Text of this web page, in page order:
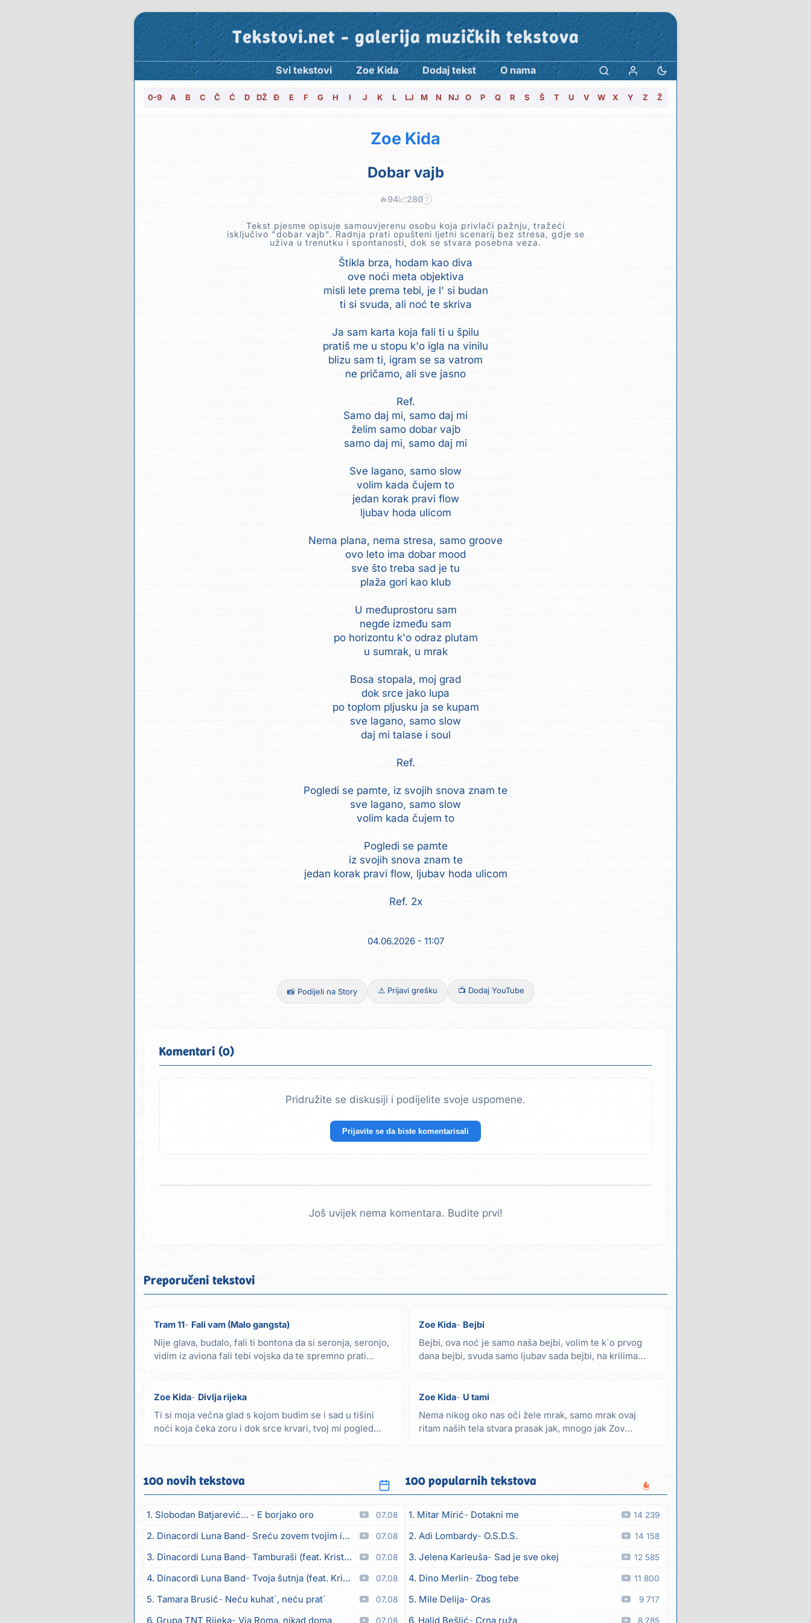
Tekstovi.net - galerija muzičkih tekstova
Svi tekstovi Zoe Kida Dodaj tekst O nama
0-9 A B C Č Ć D DŽ Đ E F G H I J K L LJ M N NJ O P Q R S Š T U V W X Y Z Ž
Zoe Kida
Dobar vajb
🔥94📈280 ?
Tekst pjesme opisuje samouvjerenu osobu koja privlači pažnju, tražeći
isključivo "dobar vajb". Radnja prati opušteni ljetni scenarij bez stresa, gdje se
uživa u trenutku i spontanosti, dok se stvara posebna veza.
Štikla brza, hodam kao diva
ove noći meta objektiva
misli lete prema tebi, je l' si budan
ti si svuda, ali noć te skriva
Ja sam karta koja fali ti u špilu
pratiš me u stopu k'o igla na vinilu
blizu sam ti, igram se sa vatrom
ne pričamo, ali sve jasno
Ref.
Samo daj mi, samo daj mi
želim samo dobar vajb
samo daj mi, samo daj mi
Sve lagano, samo slow
volim kada čujem to
jedan korak pravi flow
ljubav hoda ulicom
Nema plana, nema stresa, samo groove
ovo leto ima dobar mood
sve što treba sad je tu
plaža gori kao klub
U međuprostoru sam
negde između sam
po horizontu k'o odraz plutam
u sumrak, u mrak
Bosa stopala, moj grad
dok srce jako lupa
po toplom pljusku ja se kupam
sve lagano, samo slow
daj mi talase i soul
Ref.
Pogledi se pamte, iz svojih snova znam te
sve lagano, samo slow
volim kada čujem to
Pogledi se pamte
iz svojih snova znam te
jedan korak pravi flow, ljubav hoda ulicom
Ref. 2x
04.06.2026 - 11:07
📸 Podijeli na Story ⚠️ Prijavi grešku 📺 Dodaj YouTube
Komentari (0)
Pridružite se diskusiji i podijelite svoje uspomene.
Prijavite se da biste komentarisali
Još uvijek nema komentara. Budite prvi!
Preporučeni tekstovi
Tram 11 Fali vam (Malo gangsta)
Nije glava, budalo, fali ti bontona da si seronja, seronjo,
vidim iz aviona fali tebi vojska da te spremno prati
Zoe Kida Bejbi
Bejbi, ova noć je samo naša bejbi, volim te k´o prvog
dana bejbi, svuda samo ljubav sada bejbi, na krilima
Zoe Kida Divlja rijeka
Ti si moja večna glad s kojom budim se i sad u tišini
noći koja čeka zoru i dok srce krvari, tvoj mi pogled
Zoe Kida U tami
Nema nikog oko nas oči žele mrak, samo mrak ovaj
ritam naših tela stvara prasak jak, mnogo jak Zov
100 novih tekstova
1. Slobodan Batjarević Čobe E borjako oro 07.08
2. Dinacordi Luna Band Sreću zovem tvojim imenom (feat. Kristina Smetko) 07.08
3. Dinacordi Luna Band Tamburaši (feat. Kristina Smetko) 07.08
4. Dinacordi Luna Band Tvoja šutnja (feat. Kristina Smetko) 07.08
5. Tamara Brusić Neću kuhat´, neću prat´ 07.08
6. Grupa TNT Rijeka Via Roma, nikad doma 07.08
100 popularnih tekstova
1. Mitar Mirić Dotakni me 14 239
2. Adi Lombardy O.S.D.S. 14 158
3. Jelena Karleuša Sad je sve okej 12 585
4. Dino Merlin Zbog tebe 11 800
5. Mile Delija Oras 9 717
6. Halid Bešlić Crna ruža 8 785